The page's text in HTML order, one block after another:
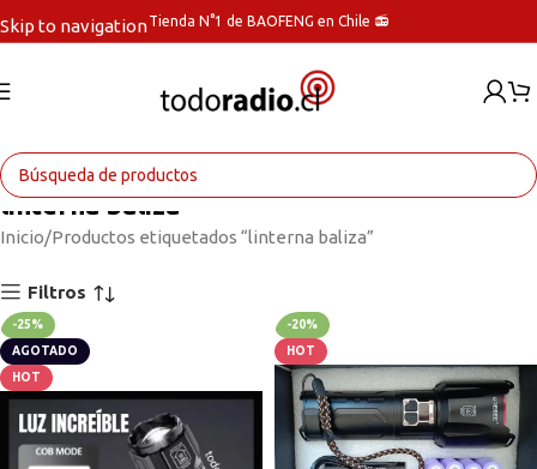
Skip to navigationTienda N°1 de BAOFENG en Chile 📻
linterna baliza
Inicio Productos etiquetados “linterna baliza”
Filtros
-25%
AGOTADO
HOT
-20%
HOT